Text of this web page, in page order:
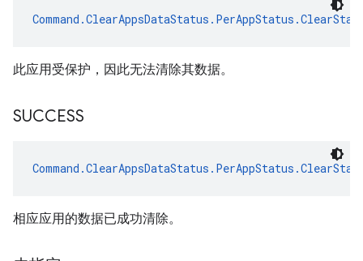
此应用受保护，因此无法清除其数据。
SUCCESS
相应应用的数据已成功清除。